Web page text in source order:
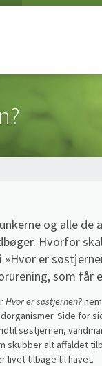
og alle de
Hvorfor
er
som får
Hvor er søstjernen?
Side for
søstjernen,
skubber alt affaldet
livet tilbage til havet.